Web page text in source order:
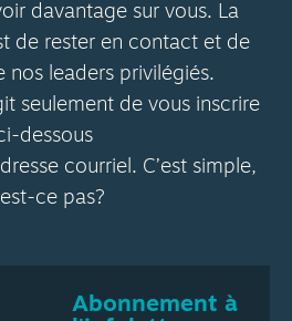
davantage sur vous. La
de rester en contact et de
nos leaders privilégiés.
seulement de vous inscrire
dessous
courriel. C’est simple,
ce pas?
Abonnement à